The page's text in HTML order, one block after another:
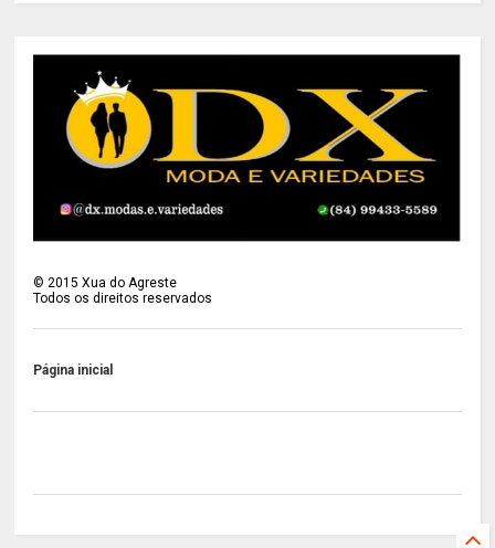
© 2015 Xua do Agreste
Todos os direitos reservados
Página inicial